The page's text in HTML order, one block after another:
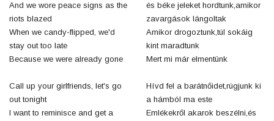
And we wore peace signs as the
riots blazed
When we candy-flipped, we'd
stay out too late
Because we were already gone
Call up your girlfriends, let's go
out tonight
I want to reminisce and get a
és béke jeleket hordtunk,amikor
zavargások lángoltak
Amikor drogoztunk,túl sokáig
kint maradtunk
Mert mi már elmentünk
Hívd fel a barátnőidet,rúgjunk ki
a hámból ma este
Emlékekről akarok beszélni,és